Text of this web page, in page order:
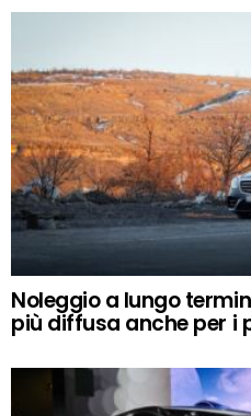
Noleggio a lungo
più diffusa anche per i